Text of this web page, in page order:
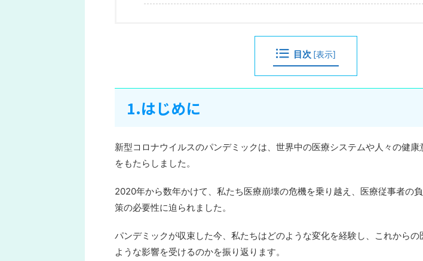
目次 [表示]
1.はじめに
新型コロナウイルスのパンデミックは、世界中の医療システムや人々の健康
をもたらしました。
2020年から数年かけて、私たち医療崩壊の危機を乗り越え、医療従事者の
策の必要性に迫られました。
パンデミックが収束した今、私たちはどのような変化を経験し、これからの
ような影響を受けるのかを振り返ります。